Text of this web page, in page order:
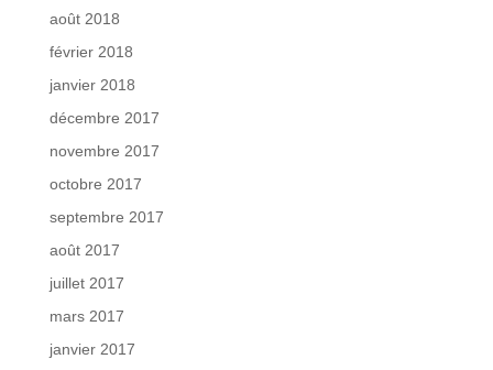
août 2018
février 2018
janvier 2018
décembre 2017
novembre 2017
octobre 2017
septembre 2017
août 2017
juillet 2017
mars 2017
janvier 2017